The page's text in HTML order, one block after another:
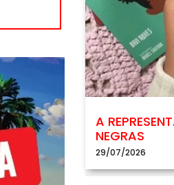
A
NEGRAS
29/07/2026